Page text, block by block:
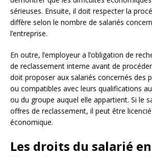
sérieuses. Ensuite, il doit respecter la
diffère selon le nombre de salariés
l’entreprise.
En outre, l’employeur a l’obligation de
de reclassement interne avant de
doit proposer aux salariés concernés des
ou compatibles avec leurs qualifications
ou du groupe auquel elle appartient. Si le
offres de reclassement, il peut être
économique.
Les droits du salarié